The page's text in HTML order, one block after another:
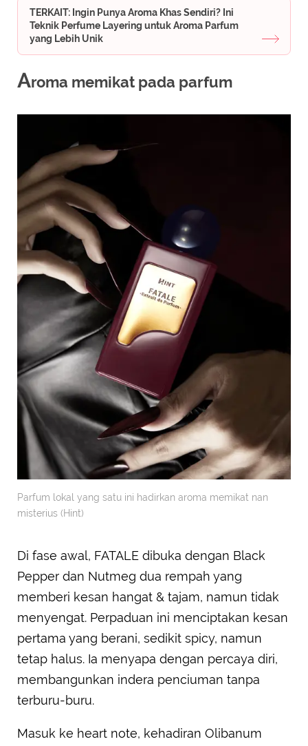
TERKAIT: Ingin Punya Aroma Khas Sendiri? Ini
Teknik Perfume Layering untuk Aroma Parfum
yang Lebih Unik
Aroma memikat pada parfum
Parfum lokal yang satu ini hadirkan aroma memikat nan
misterius (Hint)
Di fase awal, FATALE dibuka dengan Black
Pepper dan Nutmeg dua rempah yang
memberi kesan hangat & tajam, namun tidak
menyengat. Perpaduan ini menciptakan kesan
pertama yang berani, sedikit spicy, namun
tetap halus. Ia menyapa dengan percaya diri,
membangunkan indera penciuman tanpa
terburu-buru.
Masuk ke heart note, kehadiran Olibanum